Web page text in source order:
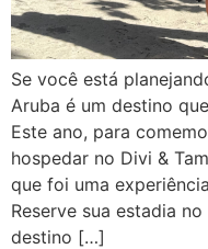
Se você está
Aruba é um destino
Este ano, para
hospedar no Divi &
que foi uma
Reserve sua estadia
destino […]